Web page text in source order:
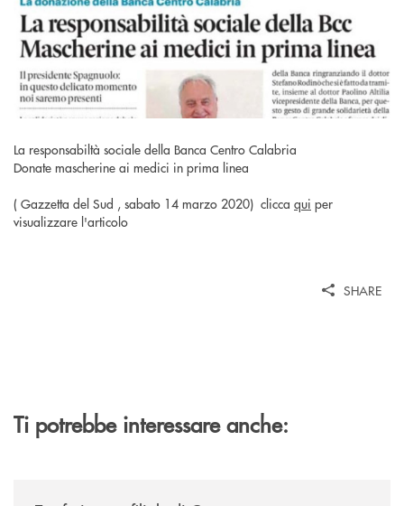
La responsabiltà sociale della Banca Centro Calabria
Donate mascherine ai medici in prima linea
( Gazzetta del Sud , sabato 14 marzo 2020) clicca qui per
visualizzare l'articolo
SHARE
Ti potrebbe interessare anche: